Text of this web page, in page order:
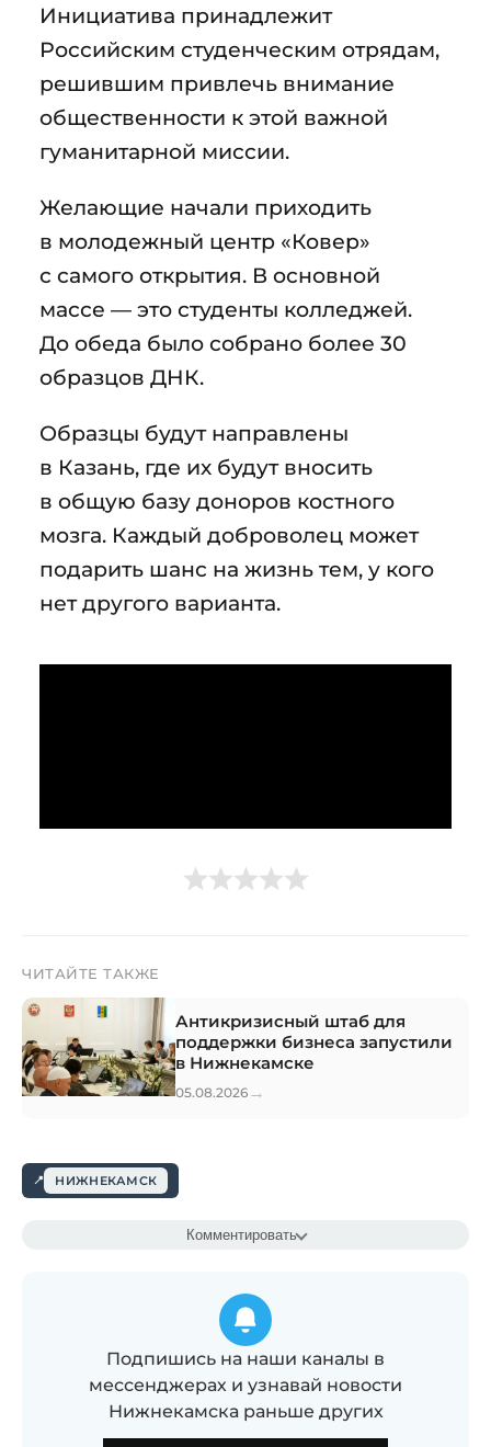
Инициатива принадлежит
Российским студенческим отрядам,
решившим привлечь внимание
общественности к этой важной
гуманитарной миссии.
Желающие начали приходить
в молодежный центр «Ковер»
с самого открытия. В основной
массе — это студенты колледжей.
До обеда было собрано более 30
образцов ДНК.
Образцы будут направлены
в Казань, где их будут вносить
в общую базу доноров костного
мозга. Каждый доброволец может
подарить шанс на жизнь тем, у кого
нет другого варианта.
ЧИТАЙТЕ ТАКЖЕ
Антикризисный штаб для
поддержки бизнеса запустили
в Нижнекамске
05.08.2026 →
НИЖНЕКАМСК
Комментировать
Подпишись на наши каналы в
мессенджерах и узнавай новости
Нижнекамска раньше других